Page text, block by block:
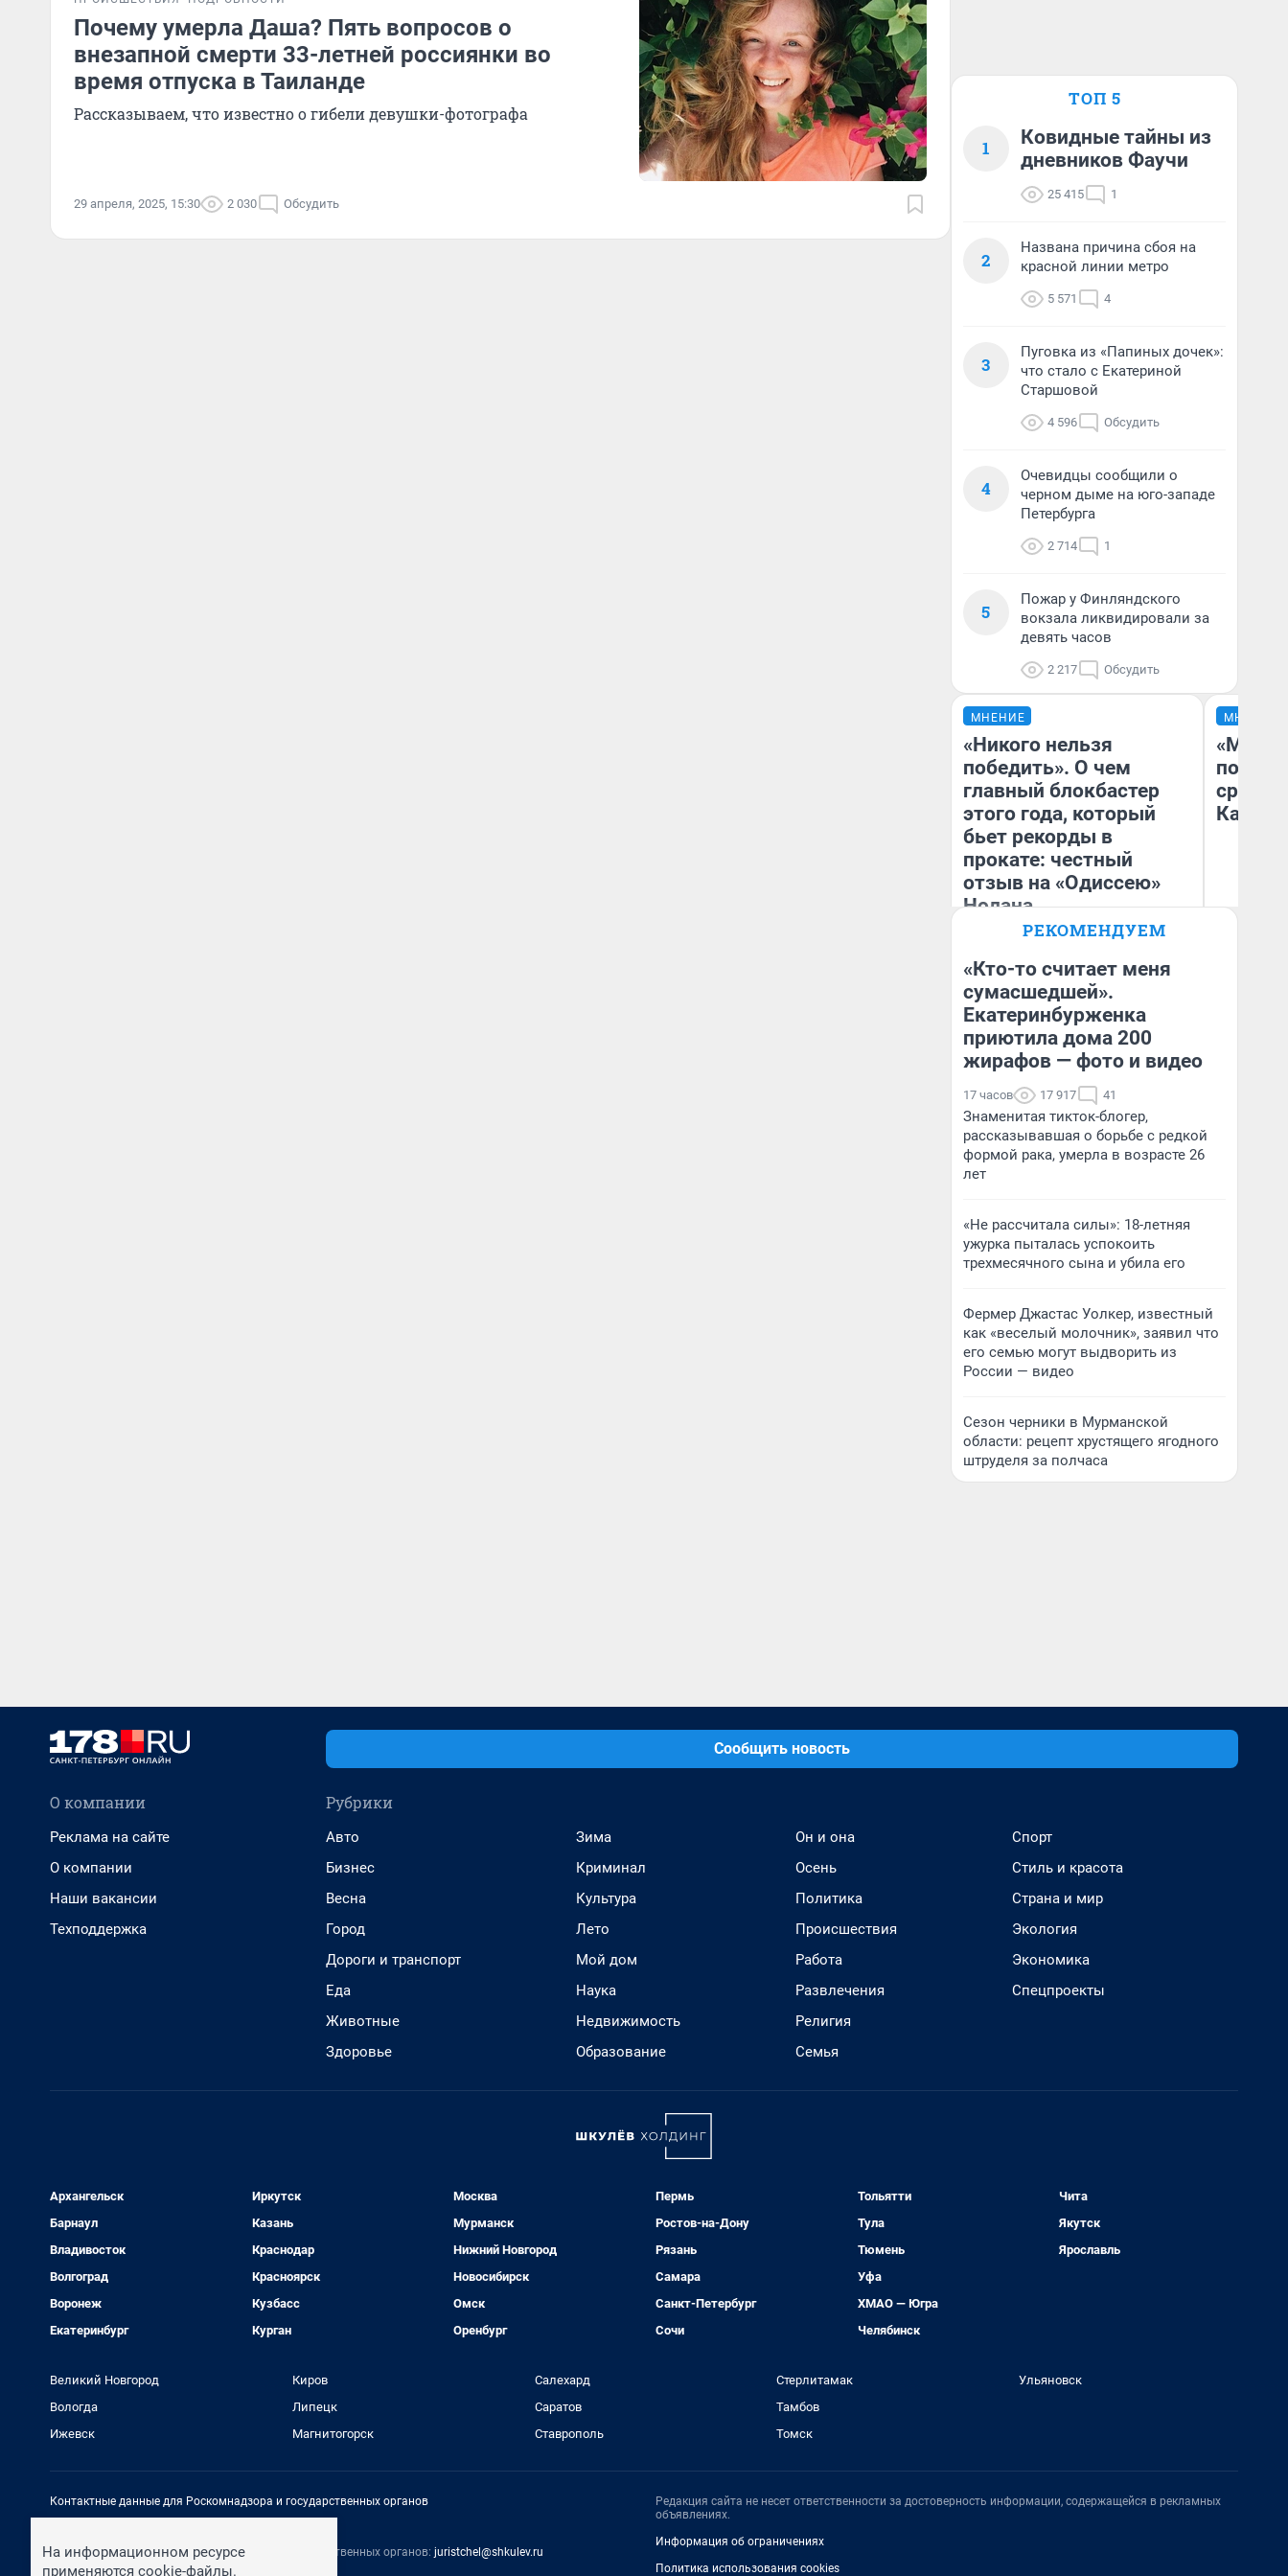
Почему умерла Даша? Пять вопросов о
внезапной смерти 33-летней россиянки во
время отпуска в Таиланде
Рассказываем, что известно о гибели девушки-фотографа
29 апреля, 2025, 15:30 2 030 Обсудить
ТОП 5
1
Ковидные тайны из
дневников Фаучи
25 415 1
2
Названа причина сбоя на
красной линии метро
5 571 4
3
Пуговка из «Папиных дочек»:
что стало с Екатериной
Старшовой
4 596 Обсудить
4
Очевидцы сообщили о
черном дыме на юго-западе
Петербурга
2 714 1
5
Пожар у Финляндского
вокзала ликвидировали за
девять часов
2 217 Обсудить
МНЕНИЕ
«Никого нельзя
победить». О чем
главный блокбастер
этого года, который
бьет рекорды в
прокате: честный
отзыв на «Одиссею»
Нолана
Стас Соколов
МНЕНИЕ
РЕКОМЕНДУЕМ
«Кто-то считает меня
сумасшедшей».
Екатеринбурженка
приютила дома 200
жирафов — фото и видео
17 часов 17 917 41
Знаменитая тикток-блогер,
рассказывавшая о борьбе с редкой
формой рака, умерла в возрасте 26
лет
«Не рассчитала силы»: 18-летняя
ужурка пыталась успокоить
трехмесячного сына и убила его
Фермер Джастас Уолкер, известный
как «веселый молочник», заявил что
его семью могут выдворить из
России — видео
Сезон черники в Мурманской
области: рецепт хрустящего ягодного
штруделя за полчаса
Сообщить новость
О компании
Реклама на сайте
О компании
Наши вакансии
Техподдержка
Рубрики
Авто
Бизнес
Весна
Город
Дороги и транспорт
Еда
Животные
Здоровье
Зима
Криминал
Культура
Лето
Мой дом
Наука
Недвижимость
Образование
Он и она
Осень
Политика
Происшествия
Работа
Развлечения
Религия
Семья
Спорт
Стиль и красота
Страна и мир
Экология
Экономика
Спецпроекты
Архангельск
Барнаул
Владивосток
Волгоград
Воронеж
Екатеринбург
Иркутск
Казань
Краснодар
Красноярск
Кузбасс
Курган
Москва
Мурманск
Нижний Новгород
Новосибирск
Омск
Оренбург
Пермь
Ростов-на-Дону
Рязань
Самара
Санкт-Петербург
Сочи
Тольятти
Тула
Тюмень
Уфа
ХМАО — Югра
Челябинск
Чита
Якутск
Ярославль
Великий Новгород
Вологда
Ижевск
Киров
Липецк
Магнитогорск
Салехард
Саратов
Ставрополь
Стерлитамак
Тамбов
Томск
Ульяновск
Контактные данные для Роскомнадзора и государственных органов
Контактные данные для Роскомнадзора и государственных органов: juristchel@shkulev.ru
Техподдержка: help@shkulev.ru
Редакция сайта не несет ответственности за достоверность информации, содержащейся в рекламных
объявлениях.
Информация об ограничениях
Политика использования cookies
На информационном ресурсе
применяются cookie-файлы.